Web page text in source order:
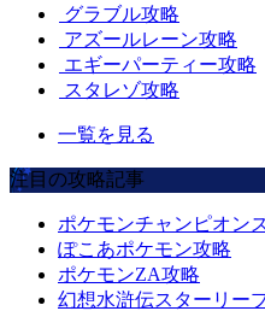
グラブル攻略
アズールレーン攻略
エギーパーティー攻略
スタレゾ攻略
一覧を見る
注目の攻略記事
ポケモンチャンピオン
ぽこあポケモン攻略
ポケモンZA攻略
幻想水滸伝スターリー